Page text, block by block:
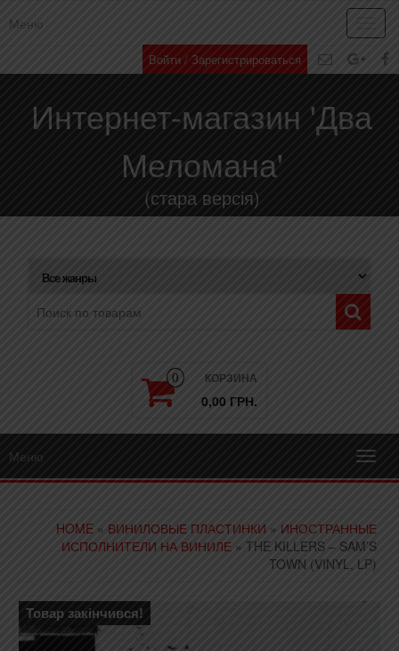
Меню
Войти / Зарегистрироваться
Интернет-магазин 'Два
Меломана'
(стара версія)
0 КОРЗИНА
0,00 ГРН.
Меню
HOME » ВИНИЛОВЫЕ ПЛАСТИНКИ » ИНОСТРАННЫЕ
ИСПОЛНИТЕЛИ НА ВИНИЛЕ » THE KILLERS – SAM’S
TOWN (VINYL, LP)
Товар закінчився!